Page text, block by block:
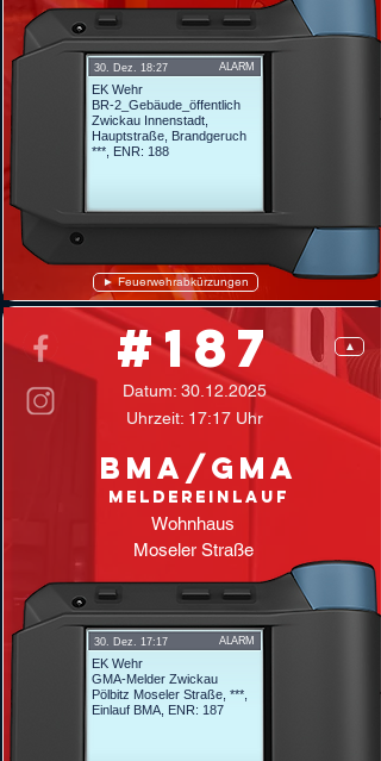
ALARM
EK Wehr
BR-2_Gebäude_öffentlich
Zwickau Innenstadt,
Hauptstraße, Brandgeruch
***, ENR: 188
30. Dez. 18:27
► Feuerwehrabkürzungen
#187
Datum: 30.12.2025
Uhrzeit: 17:17 Uhr
▲
BMA/GMA
Meldereinlauf
Wohnhaus
Moseler Straße
ALARM
EK Wehr
GMA-Melder Zwickau
Pölbitz Moseler Straße, ***,
Einlauf BMA, ENR: 187
30. Dez. 17:17